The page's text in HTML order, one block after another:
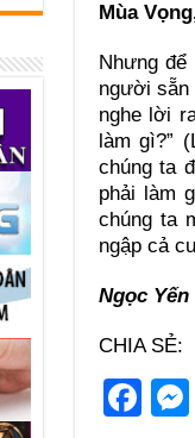
Mùa
Nhưng
người sẵn
nghe lời
làm gì?”
chúng ta
phải làm
chúng ta
ngập cả
Ngọc Yến
CHIA SẺ:
F